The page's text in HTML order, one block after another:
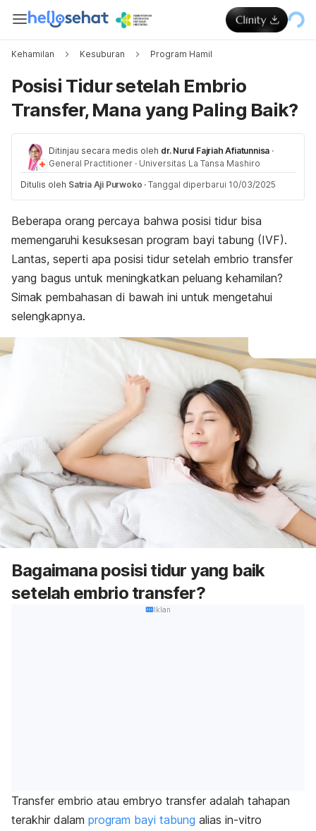
Kehamilan Kesuburan Program Hamil
Posisi Tidur setelah Embrio
Transfer, Mana yang Paling Baik?
Ditinjau secara medis oleh dr. Nurul Fajriah Afiatunnisa ·
General Practitioner · Universitas La Tansa Mashiro
Ditulis oleh Satria Aji Purwoko · Tanggal diperbarui 10/03/2025
Beberapa orang percaya bahwa posisi tidur bisa
memengaruhi kesuksesan program bayi tabung (IVF).
Lantas, seperti apa posisi tidur setelah embrio transfer
yang bagus untuk meningkatkan peluang kehamilan?
Simak pembahasan di bawah ini untuk mengetahui
selengkapnya.
Bagaimana posisi tidur yang baik
setelah embrio transfer?
Iklan
Transfer embrio atau embryo transfer adalah tahapan
terakhir dalam program bayi tabung alias in-vitro